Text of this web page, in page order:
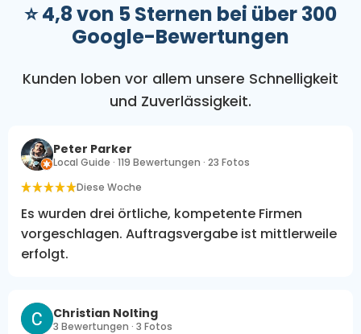
⭐ 4,8 von 5 Sternen bei über 300
Google-Bewertungen
Kunden loben vor allem unsere Schnelligkeit
und Zuverlässigkeit.
Peter Parker
Local Guide · 119 Bewertungen · 23 Fotos
Diese Woche
Es wurden drei örtliche, kompetente Firmen
vorgeschlagen. Auftragsvergabe ist mittlerweile
erfolgt.
Christian Nolting
3 Bewertungen · 3 Fotos